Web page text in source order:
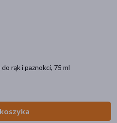
rąk i paznokci, 75 ml